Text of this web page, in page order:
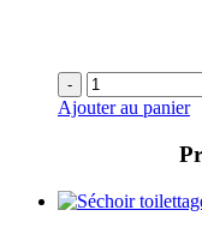
-
Ajouter au panier